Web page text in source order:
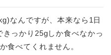
なんですが、本来なら1日
っかり25gしか食べなかっ
食べてくれません。